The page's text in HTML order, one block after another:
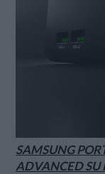
SAMSUNG
ADVANCED SU